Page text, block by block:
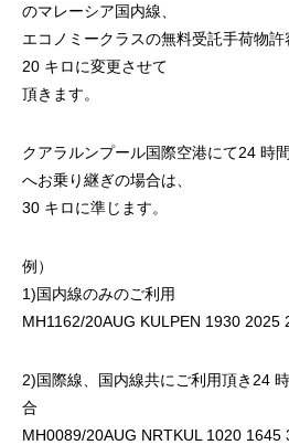
のマレーシア国内線、
エコノミークラスの無料受託手荷物
20 キロに変更させて
頂きます。
クアラルンプール国際空港にて24 時
へお乗り継ぎの場合は、
30 キロに準じます。
例）
1)国内線のみのご利用
MH1162/20AUG KULPEN 1930 2025
2)国際線、国内線共にご利用頂き24
合
MH0089/20AUG NRTKUL 1020 1645